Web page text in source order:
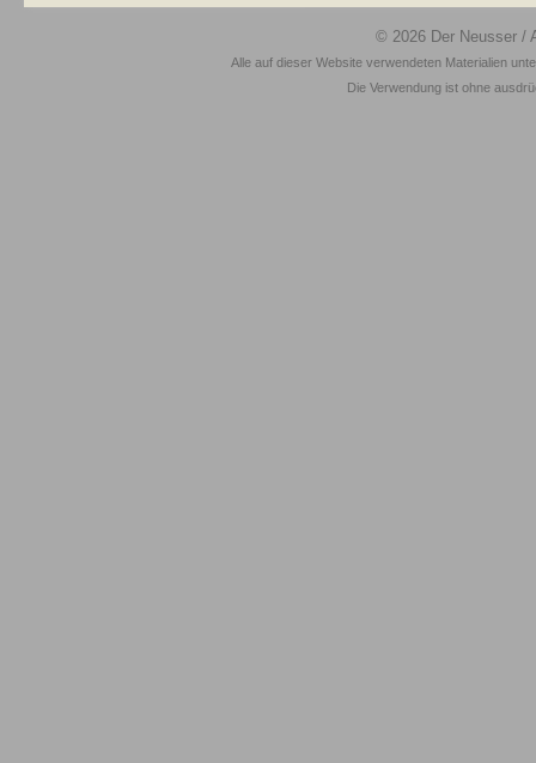
© 2026 Der Neusser /
Alle auf dieser Website verwendeten Materialien
Die Verwendung ist ohne